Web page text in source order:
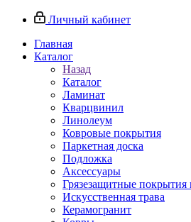
Личный кабинет
Главная
Каталог
Назад
Каталог
Ламинат
Кварцвинил
Линолеум
Ковровые покрытия
Паркетная доска
Подложка
Аксессуары
Грязезащитные покрытия
Искусственная трава
Керамогранит